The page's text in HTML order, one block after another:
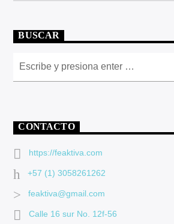
BUSCAR
CONTACTO
https://feaktiva.com
+57 (1) 3058261262
feaktiva@gmail.com
Calle 16 sur No. 12f-56